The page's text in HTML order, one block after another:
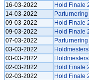
16-03-2022
Hold Finale
14-03-2022
09-03-2022
Hold Finale
09-03-2022
Hold Finale
07-03-2022
03-03-2022
03-03-2022
02-03-2022
Hold Finale
02-03-2022
Hold Finale